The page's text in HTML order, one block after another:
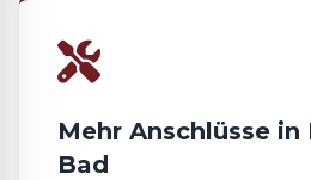
Mehr Anschlüsse in
Bad